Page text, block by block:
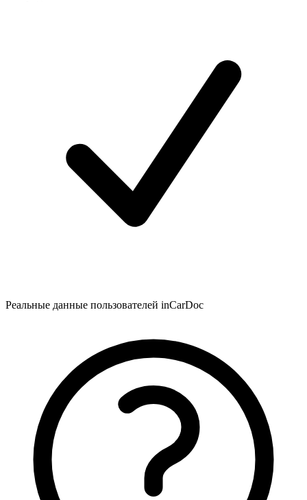
Реальные данные пользователей inCarDoc